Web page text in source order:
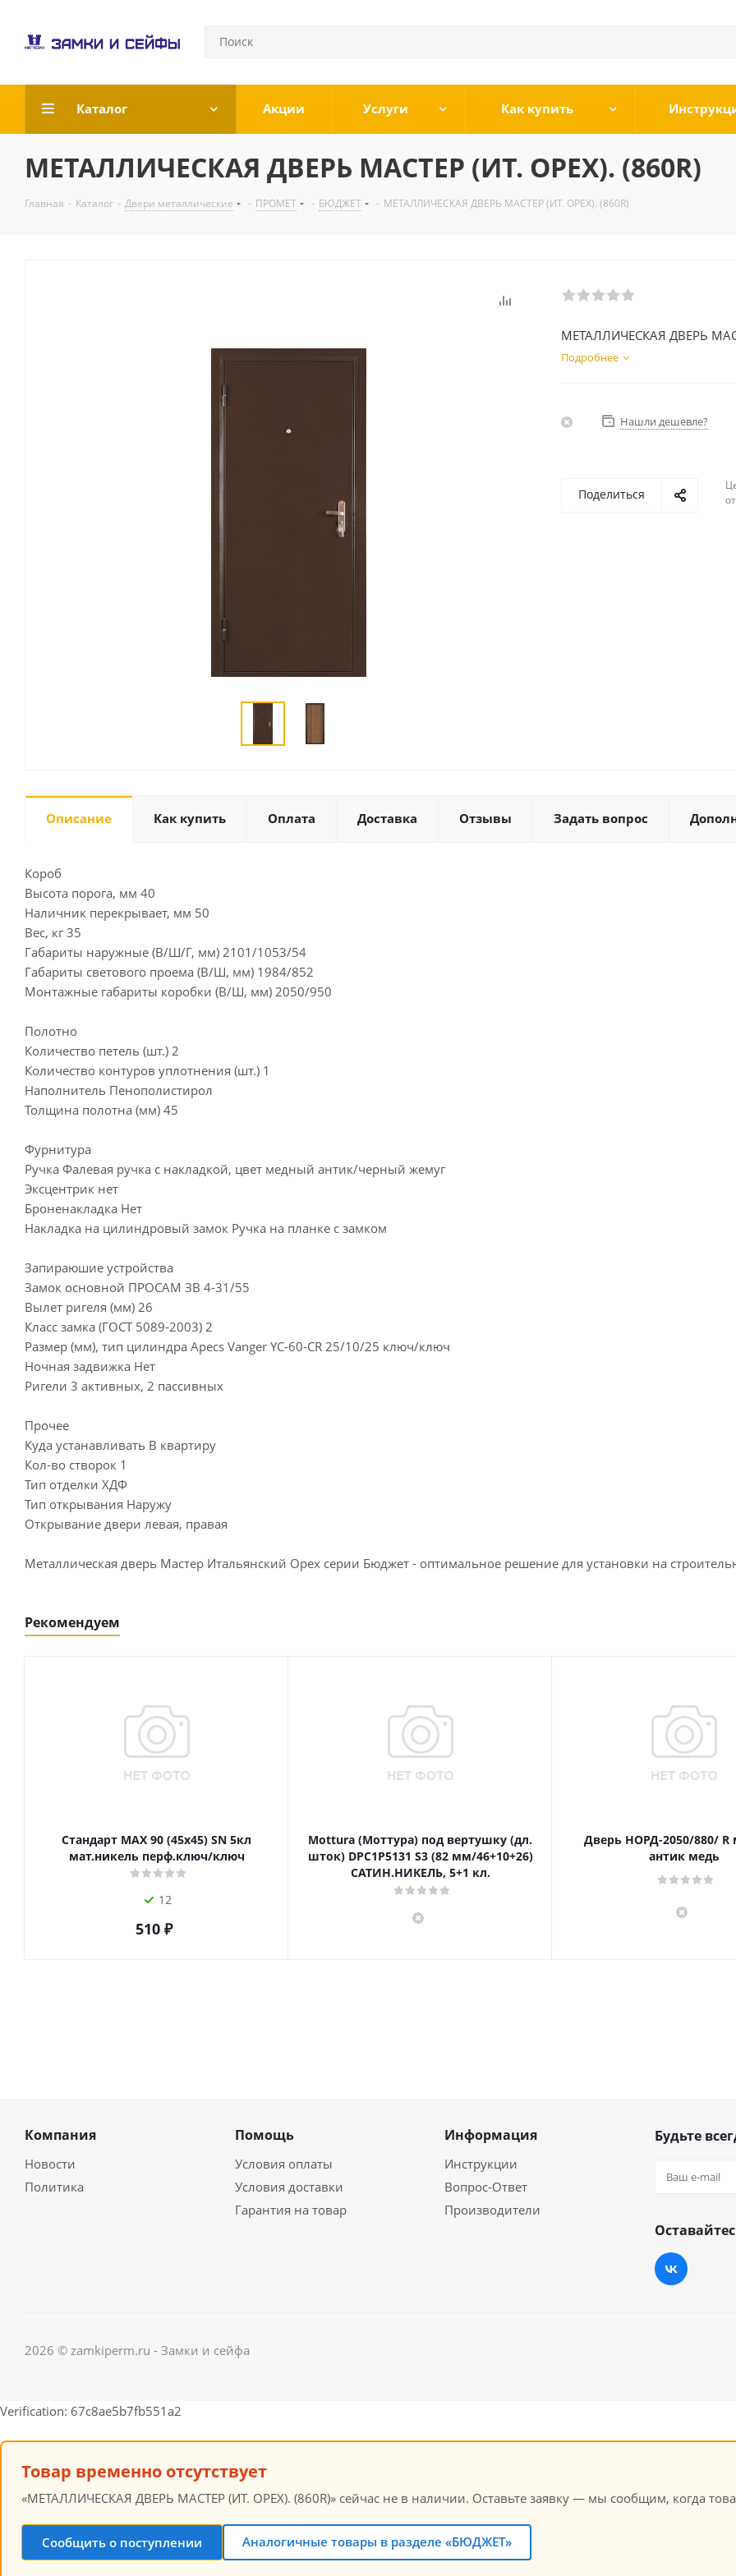
Каталог Акции Услуги Как купить
МЕТАЛЛИЧЕСКАЯ ДВЕРЬ МАСТЕР (ИТ. ОРЕХ). (860R)
Главная - Каталог - Двери металлические - ПРОМЕТ - БЮДЖЕТ - МЕТАЛЛИЧЕСКАЯ ДВЕРЬ МАСТЕР (ИТ. ОРЕХ). (860R)
МЕТАЛЛИЧЕСКАЯ ДВЕРЬ
Подробнее
Нашли дешевле?
Поделиться
Описание Как купить Оплата Доставка Отзывы Задать вопрос
Короб
Высота порога, мм 40
Наличник перекрывает, мм 50
Вес, кг 35
Габариты наружные (В/Ш/Г, мм) 2101/1053/54
Габариты светового проема (В/Ш, мм) 1984/852
Монтажные габариты коробки (В/Ш, мм) 2050/950
Полотно
Количество петель (шт.) 2
Количество контуров уплотнения (шт.) 1
Наполнитель Пенополистирол
Толщина полотна (мм) 45
Фурнитура
Ручка Фалевая ручка с накладкой, цвет медный антик/черный жемуг
Эксцентрик нет
Броненакладка Нет
Накладка на цилиндровый замок Ручка на планке с замком
Запираюшие устройства
Замок основной ПРОСАМ ЗВ 4-31/55
Вылет ригеля (мм) 26
Класс замка (ГОСТ 5089-2003) 2
Размер (мм), тип цилиндра Apecs Vanger YC-60-CR 25/10/25 ключ/ключ
Ночная задвижка Нет
Ригели 3 активных, 2 пассивных
Прочее
Куда устанавливать В квартиру
Кол-во створок 1
Тип отделки ХДФ
Тип открывания Наружу
Открывание двери левая, правая
Металлическая дверь Мастер Итальянский Орех серии Бюджет - оптимальное решение для установки на
Рекомендуем
Стандарт MAX 90 (45х45) SN 5кл
мат.никель перф.ключ/ключ
12
510₽
Mottura (Моттура) под вертушку (дл.
шток) DPC1P5131 S3 (82 мм/46+10+26)
САТИН.НИКЕЛЬ, 5+1 кл.
Дверь НОРД-2050/880/ R
антик медь
Компания
Новости
Политика
Помощь
Условия оплаты
Условия доставки
Гарантия на товар
Информация
Инструкции
Вопрос-Ответ
Производители
Будьте
2026 © zamkiperm.ru - Замки и сейфа
Verification: 67c8ae5b7fb551a2
Товар временно отсутствует
«МЕТАЛЛИЧЕСКАЯ ДВЕРЬ МАСТЕР (ИТ. ОРЕХ). (860R)» сейчас не в наличии. Оставьте заявку — мы сообщим, когда
Сообщить о поступлении Аналогичные товары в разделе «БЮДЖЕТ»